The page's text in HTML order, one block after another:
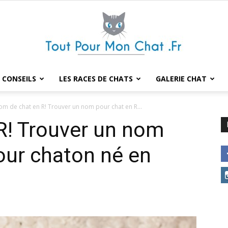
pour
LES RACES DE CHATS GALERIE CHAT
de chat en R! Trouver un nom pour chat en R...
Trouver un nom
chaton né en